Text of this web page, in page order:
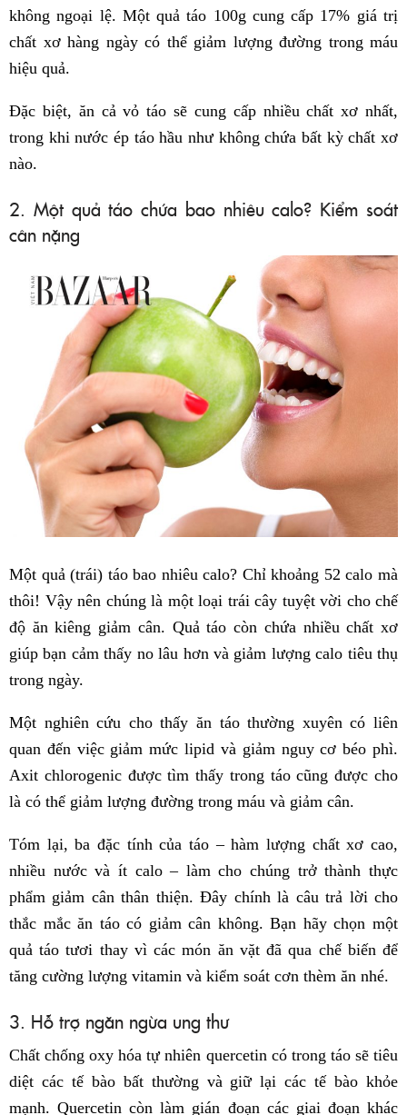
không ngoại lệ. Một quả táo 100g cung cấp 17% giá trị
chất xơ hàng ngày có thể giảm lượng đường trong máu
hiệu quả.
Đặc biệt, ăn cả vỏ táo sẽ cung cấp nhiều chất xơ nhất,
trong khi nước ép táo hầu như không chứa bất kỳ chất xơ
nào.
2. Một quả táo chứa bao nhiêu calo? Kiểm soát
cân nặng
Một quả (trái) táo bao nhiêu calo? Chỉ khoảng 52 calo mà
thôi! Vậy nên chúng là một loại trái cây tuyệt vời cho chế
độ ăn kiêng giảm cân. Quả táo còn chứa nhiều chất xơ
giúp bạn cảm thấy no lâu hơn và giảm lượng calo tiêu thụ
trong ngày.
Một nghiên cứu cho thấy ăn táo thường xuyên có liên
quan đến việc giảm mức lipid và giảm nguy cơ béo phì.
Axit chlorogenic được tìm thấy trong táo cũng được cho
là có thể giảm lượng đường trong máu và giảm cân.
Tóm lại, ba đặc tính của táo – hàm lượng chất xơ cao,
nhiều nước và ít calo – làm cho chúng trở thành thực
phẩm giảm cân thân thiện. Đây chính là câu trả lời cho
thắc mắc ăn táo có giảm cân không. Bạn hãy chọn một
quả táo tươi thay vì các món ăn vặt đã qua chế biến để
tăng cường lượng vitamin và kiểm soát cơn thèm ăn nhé.
3. Hỗ trợ ngăn ngừa ung thư
Chất chống oxy hóa tự nhiên quercetin có trong táo sẽ tiêu
diệt các tế bào bất thường và giữ lại các tế bào khỏe
mạnh. Quercetin còn làm gián đoạn các giai đoạn khác